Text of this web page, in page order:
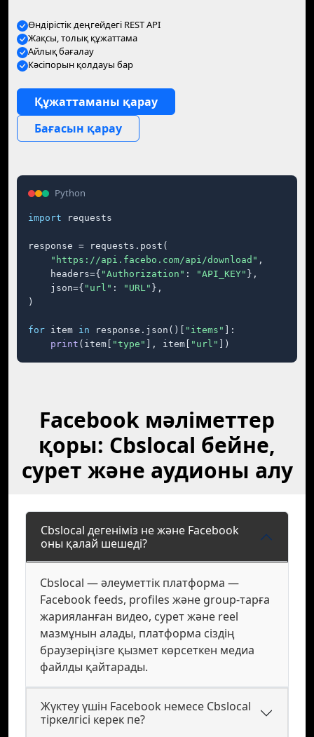
Өндірістік деңгейдегі REST API
Жақсы, толық құжаттама
Айлық бағалау
Кәсіпорын қолдауы бар
Құжаттаманы қарау
Бағасын қарау
Python
import requests
response = requests.post(
"https://api.facebo.com/api/download" ,
    headers={
"Authorization" : "API_KEY" },
    json={
"url" : "URL" },
)
for item in response.json()[ "items"
]:
print (item[ "type" ], item[ "url" ])
Facebook мәліметтер
қоры: Cbslocal бейне,
сурет және аудионы алу
Cbslocal дегеніміз не және Facebook
оны қалай шешеді?
Cbslocal — әлеуметтік платформа —
Facebook feeds, profiles және group-тарға
жарияланған видео, сурет және reel
мазмұнын алады, платформа сіздің
браузеріңізге қызмет көрсеткен медиа
файлды қайтарады.
Жүктеу үшін Facebook немесе Cbslocal
тіркелгісі керек пе?